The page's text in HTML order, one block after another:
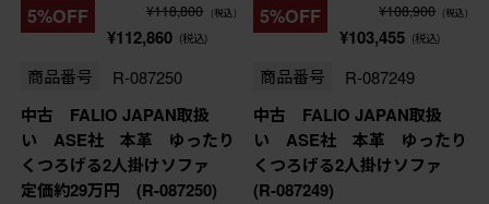
5%OFF ¥118,800 (税込)
¥112,860 (税込)
商品番号 R-087250
中古 FALIO JAPAN取扱
い ASE社 本革 ゆったり
くつろげる2人掛けソファ
定価約29万円 (R-087250)
5%OFF ¥108,900 (税込)
¥103,455 (税込)
商品番号 R-087249
中古 FALIO JAPAN取扱
い ASE社 本革 ゆったり
くつろげる2人掛けソファ
(R-087249)